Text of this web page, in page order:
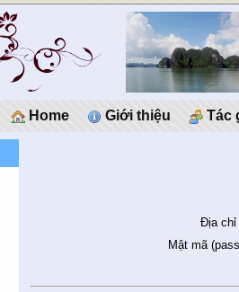
Home Giới thiệu Tác
Địa chỉ
Mật mã